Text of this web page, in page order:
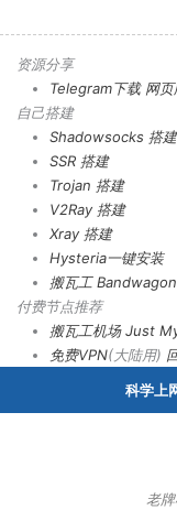
资源分享
Telegram下载 网页
自己搭建
Shadowsocks 搭建
SSR 搭建
Trojan 搭建
V2Ray 搭建
Xray 搭建
Hysteria一键安装
搬瓦工
付费节点推荐
搬瓦工机场 Just
免费VPN(大陆用)
科学上
老